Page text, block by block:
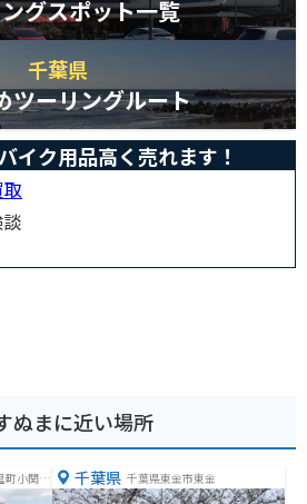
グスポット一覧
千葉県
ツーリングルート
イク用品高く売れます！
ぬまに近い場所
町小関２
千葉県 千葉県東金市東金